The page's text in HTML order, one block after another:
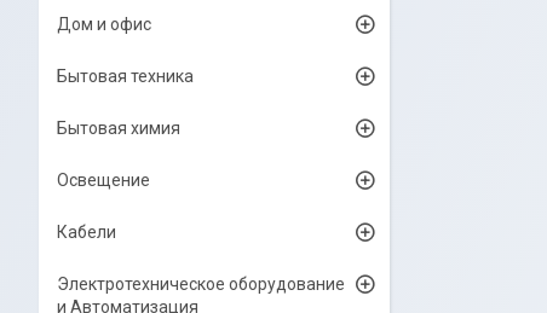
Дом и офис
Бытовая техника
Бытовая химия
Освещение
Кабели
Электротехническое оборудование
и Автоматизация